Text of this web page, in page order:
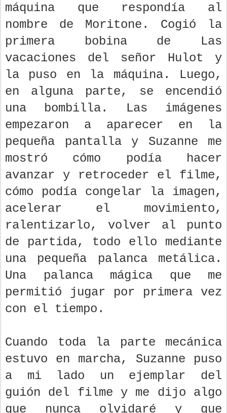
máquina que respondía al
nombre de Moritone. Cogió la
primera bobina de Las
vacaciones del señor Hulot y
la puso en la máquina. Luego,
en alguna parte, se encendió
una bombilla. Las imágenes
empezaron a aparecer en la
pequeña pantalla y Suzanne me
mostró cómo podía hacer
avanzar y retroceder el filme,
cómo podía congelar la imagen,
acelerar el movimiento,
ralentizarlo, volver al punto
de partida, todo ello mediante
una pequeña palanca metálica.
Una palanca mágica que me
permitió jugar por primera vez
con el tiempo.
Cuando toda la parte mecánica
estuvo en marcha, Suzanne puso
a mi lado un ejemplar del
guión del filme y me dijo algo
que nunca olvidaré y que